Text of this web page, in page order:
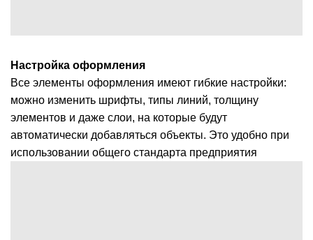
Настройка оформления
Все элементы оформления имеют гибкие настройки:
можно изменить шрифты, типы линий, толщину
элементов и даже слои, на которые будут
автоматически добавляться объекты. Это удобно при
использовании общего стандарта предприятия